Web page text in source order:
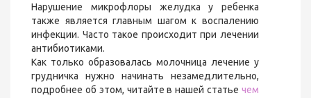
Нарушение микрофлоры желудка у ребенка
также является главным шагом к воспалению
инфекции. Часто такое происходит при лечении
антибиотиками.
Как только образовалась молочница лечение у
грудничка нужно начинать незамедлительно,
подробнее об этом, читайте в нашей статье чем